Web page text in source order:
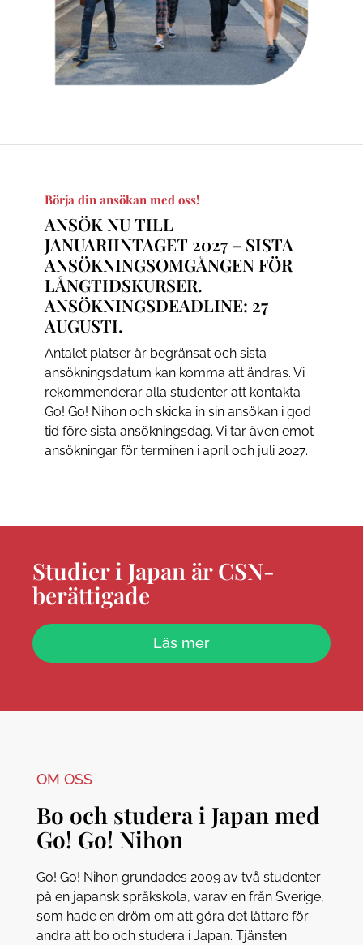
Börja din ansökan med oss!
ANSÖK NU TILL
JANUARIINTAGET 2027 – SISTA
ANSÖKNINGSOMGÅNGEN FÖR
LÅNGTIDSKURSER.
ANSÖKNINGSDEADLINE: 27
AUGUSTI.
Antalet platser är begränsat och sista
ansökningsdatum kan komma att ändras. Vi
rekommenderar alla studenter att kontakta
Go! Go! Nihon och skicka in sin ansökan i god
tid före sista ansökningsdag. Vi tar även emot
ansökningar för terminen i april och juli 2027.
Studier i Japan är CSN-
berättigade
Läs mer
OM OSS
Bo och studera i Japan med
Go! Go! Nihon
Go! Go! Nihon grundades 2009 av två studenter
på en japansk språkskola, varav en från Sverige,
som hade en dröm om att göra det lättare för
andra att bo och studera i Japan. Tjänsten